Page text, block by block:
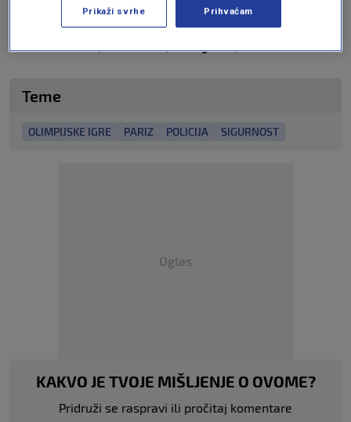
N1 pratite putem aplikacija zaAndroid|iPhone/iPad
mrežaTwitter|Facebook|Instagram|TikTok.
Teme
OLIMPIJSKE IGRE PARIZ POLICIJA SIGURNOST
Oglas
KAKVO JE TVOJE MIŠLJENJE O OVOME?
Pridruži se raspravi ili pročitaj komentare
Prikaži svrhe Prihvaćam